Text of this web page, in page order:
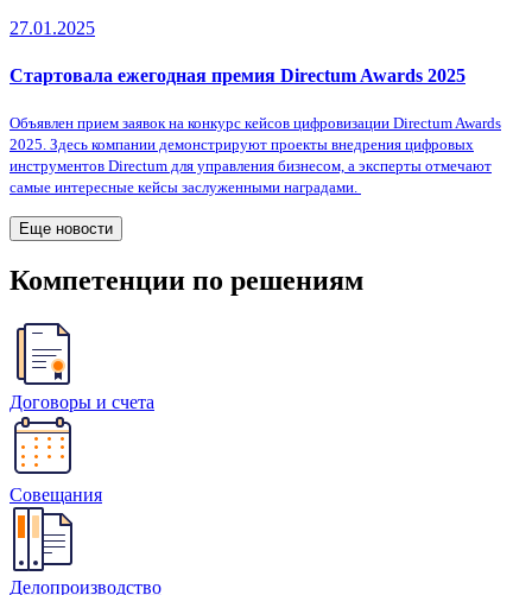
27.01.2025
Стартовала ежегодная премия Directum Awards 2025
Объявлен прием заявок на конкурс кейсов цифровизации Directum Awards
2025. Здесь компании демонстрируют проекты внедрения цифровых
инструментов Directum для управления бизнесом, а эксперты отмечают
самые интересные кейсы заслуженными наградами.
Еще новости
Компетенции по решениям
Договоры и счета
Совещания
Делопроизводство